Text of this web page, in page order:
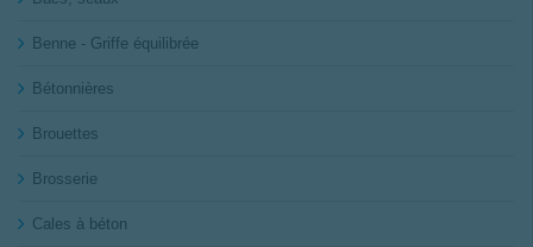
Benne - Griffe équilibrée
Bétonnières
Brouettes
Brosserie
Cales à béton